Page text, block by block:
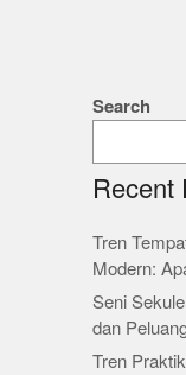
Search
Recent
Tren
Modern:
Seni
dan
Tren